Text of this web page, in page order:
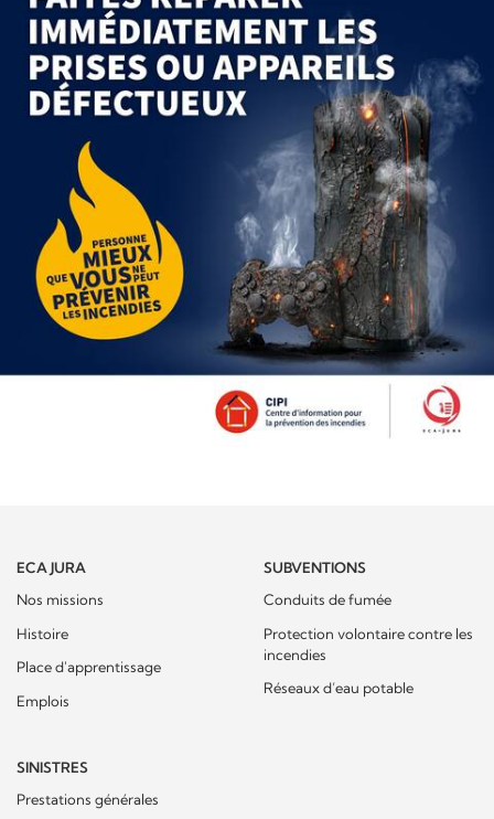
ECA JURA
Nos missions
Histoire
Place d'apprentissage
Emplois
SUBVENTIONS
Conduits de fumée
Protection volontaire contre les
incendies
Réseaux d’eau potable
SINISTRES
Prestations générales